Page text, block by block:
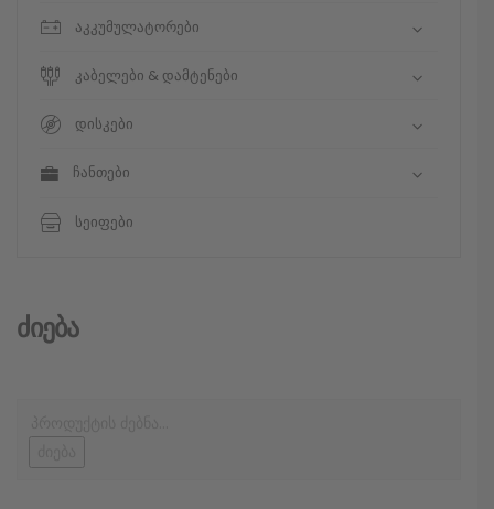
აკკუმულატორები
კაბელები & დამტენები
დისკები
ჩანთები
სეიფები
Ძიება